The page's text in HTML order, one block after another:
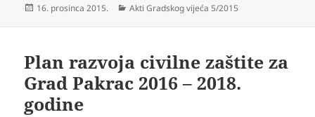
Objavljeno
16. prosinca 2015. Kategorije
Akti Gradskog vijeća 5/2015
Plan razvoja civilne zaštite za
Grad Pakrac 2016 – 2018.
godine